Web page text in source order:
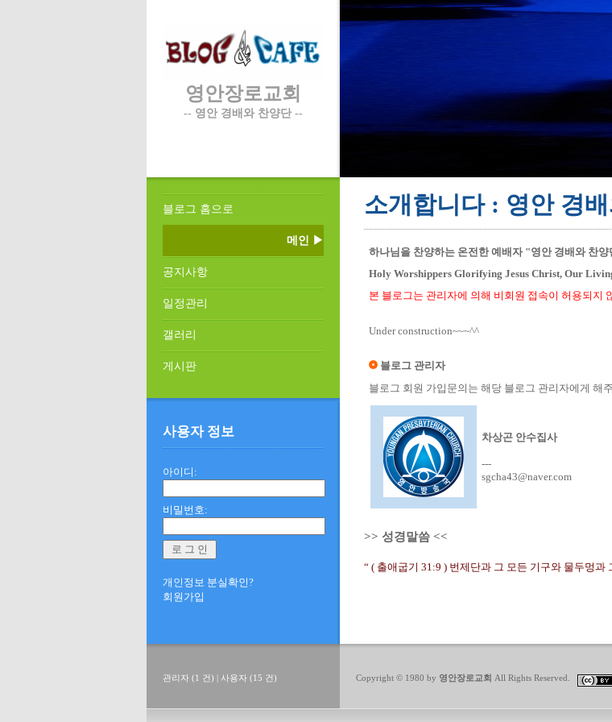
영안장로교회
-- 영안 경배와 찬양단 --
블로그 홈으로
메인 ▶
공지사항
일정관리
갤러리
게시판
사용자 정보
아이디:
비밀번호:
개인정보 분실확인?
회원가입
소개합니다 : 영안 경
하나님을 찬양하는 온전한 예배자 "영안 경배와 찬양
Holy Worshippers Glorifying Jesus Christ, Our
본 블로그는 관리자에 의해 비회원 접속이 허용되지
Under construction~~~^^
블로그 관리자
블로그 회원 가입문의는 해당 블로그 관리자에게 해
차상곤 안수집사
---
sgcha43@naver.com
>> 성경말씀 <<
“ ( 출애굽기 31:9 ) 번제단과 그 모든 기구와 물두멍과
Copyright © 1980 by 영안장로교회 All Rights Reserved.
관리자 (1 건) | 사용자 (15 건)